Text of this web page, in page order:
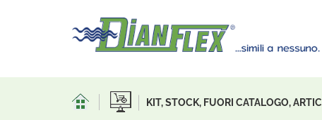
KIT, STOCK, FUORI CATALOGO,